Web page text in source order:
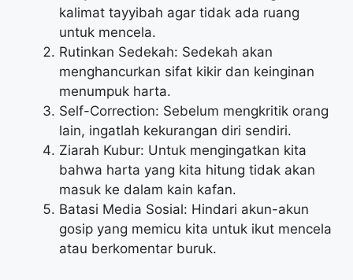
kalimat tayyibah agar tidak ada ruang
untuk mencela.
Rutinkan Sedekah: Sedekah akan
menghancurkan sifat kikir dan keinginan
menumpuk harta.
Self-Correction: Sebelum mengkritik orang
lain, ingatlah kekurangan diri sendiri.
Ziarah Kubur: Untuk mengingatkan kita
bahwa harta yang kita hitung tidak akan
masuk ke dalam kain kafan.
Batasi Media Sosial: Hindari akun-akun
gosip yang memicu kita untuk ikut mencela
atau berkomentar buruk.